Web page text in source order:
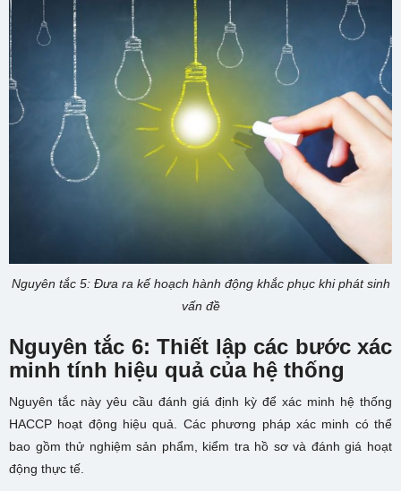
Nguyên tắc 5: Đưa ra kế hoạch hành động khắc phục khi phát sinh
vấn đề
Nguyên tắc 6: Thiết lập các bước xác
minh tính hiệu quả của hệ thống
Nguyên tắc này yêu cầu đánh giá định kỳ để xác minh hệ thống
HACCP hoạt động hiệu quả. Các phương pháp xác minh có thể
bao gồm thử nghiệm sản phẩm, kiểm tra hồ sơ và đánh giá hoạt
động thực tế.